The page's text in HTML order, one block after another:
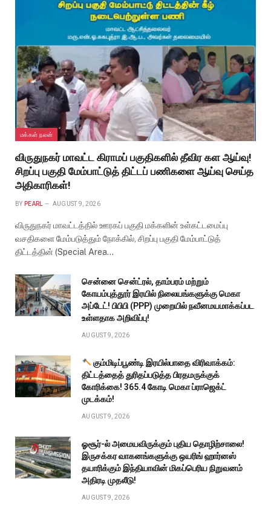
மக்கள் நலன்
விருதுநகர் மாவட்ட கிராமப் பகுதிகளில் தீவிர கள ஆய்வு!
சிறப்பு பகுதி மேம்பாட்டுத் திட்டப் பணிகளை ஆய்வு செய்த
அதிகாரிகள்!
BY PEARL AUGUST 9, 2026
விருதுநகர் மாவட்டத்தில் ஊரகப் பகுதி மக்களின் உள்கட்டமைப்பு
வசதிகளை மேம்படுத்தும் நோக்கில், சிறப்பு பகுதி மேம்பாட்டுத்
திட்டத்தின் (Special Area…
சென்னை சென்ட்ரல், தாம்பரம் மற்றும்
கோயம்புத்தூர் இரயில் நிலையங்களுக்கு மெகா
அப்டேட்! பிபிபி (PPP) முறையில் நவீனமயமாக்கப்பட
உள்ளதாக அறிவிப்பு!
AUGUST 9, 2026
கும்மிடிப்பூண்டி இரயில்பாதை விரிவாக்கம்:
திட்டத்தைத் துரிதப்படுத்த பிரதமருக்குக்
கோரிக்கை! ₹365.4 கோடி மெகா ப்ராஜெக்ட்
முடக்கம்!
AUGUST 9, 2026
ஓசூர்-ல் அமையவிருக்கும் புதிய தொழிற்சாலை!
இருசக்கர வாகனங்களுக்கு ஒயரிங் ஹார்னஸ்
தயாரிக்கும் இந்தியாவின் மிகப்பெரிய நிறுவனம்
அதிரடி முதலீடு!
AUGUST 9, 2026